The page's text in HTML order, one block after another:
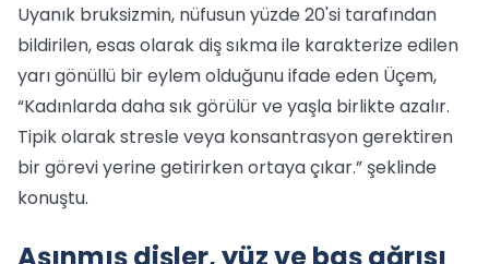
Uyanık bruksizmin, nüfusun yüzde 20'si tarafından
bildirilen, esas olarak diş sıkma ile karakterize edilen
yarı gönüllü bir eylem olduğunu ifade eden Üçem,
“Kadınlarda daha sık görülür ve yaşla birlikte azalır.
Tipik olarak stresle veya konsantrasyon gerektiren
bir görevi yerine getirirken ortaya çıkar.” şeklinde
konuştu.
Aşınmış dişler, yüz ve baş ağrısı